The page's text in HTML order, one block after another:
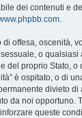
dei contenuti e
.
offesa, oscenità,
o qualsiasi
del proprio Stato, o
è ospitato, o di
divieto di
da noi opportuno.
queste